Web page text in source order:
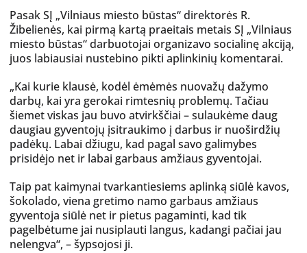
Pasak SĮ „Vilniaus miesto būstas“ direktorės R.
Žibelienės, kai pirmą kartą praeitais metais SĮ „Vilniaus
miesto būstas“ darbuotojai organizavo socialinę akciją,
juos labiausiai nustebino pikti aplinkinių komentarai.
„Kai kurie klausė, kodėl ėmėmės nuovažų dažymo
darbų, kai yra gerokai rimtesnių problemų. Tačiau
šiemet viskas jau buvo atvirkščiai – sulaukėme daug
daugiau gyventojų įsitraukimo į darbus ir nuoširdžių
padėkų. Labai džiugu, kad pagal savo galimybes
prisidėjo net ir labai garbaus amžiaus gyventojai.
Taip pat kaimynai tvarkantiesiems aplinką siūlė kavos,
šokolado, viena gretimo namo garbaus amžiaus
gyventoja siūlė net ir pietus pagaminti, kad tik
pagelbėtume jai nusiplauti langus, kadangi pačiai jau
nelengva“, – šypsojosi ji.